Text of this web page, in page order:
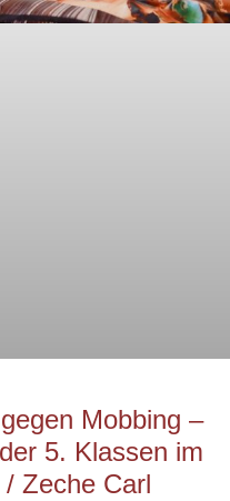
Mobbing –
5. Klassen im
Zeche Carl